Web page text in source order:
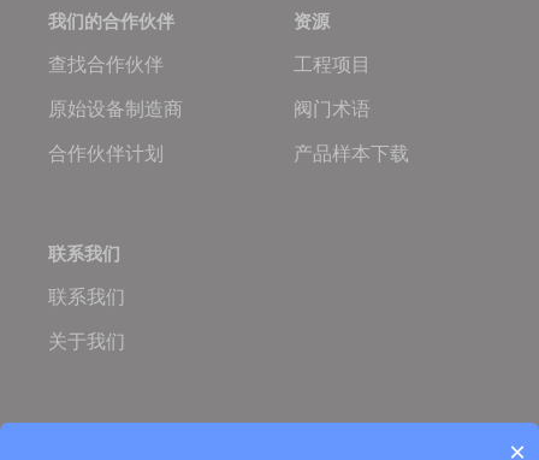
我们的合作伙伴
查找合作伙伴
原始设备制造商
合作伙伴计划
资源
工程项目
阀门术语
产品样本下载
联系我们
联系我们
关于我们
×